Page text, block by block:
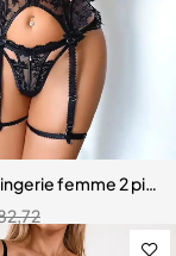
robe en maille et
femme 2